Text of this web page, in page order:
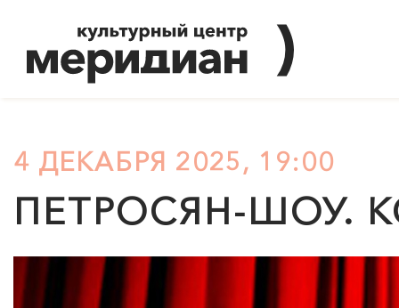
4 ДЕКАБРЯ 2025, 19:00
ПЕТРОСЯН-ШОУ.